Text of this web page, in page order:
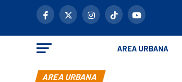
AREA URBANA
AREA URBANA